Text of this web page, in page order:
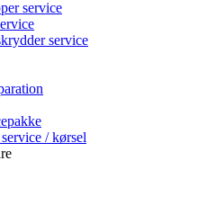
service
service
/ kørsel